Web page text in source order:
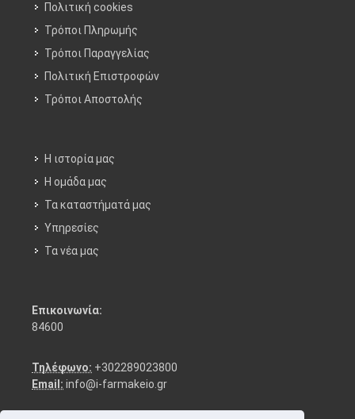
Πολιτική cookies
Τρόποι Πληρωμής
Τρόποι Παραγγελίας
Πολιτική Επιστροφών
Τρόποι Aποστολής
Η ιστορία μας
Η ομάδα μας
Τα καταστήματά μας
Υπηρεσίες
Τα νέα μας
Επικοινωνία:
84600
Τηλέφωνο: +302289023800
Email: info@i-farmakeio.gr